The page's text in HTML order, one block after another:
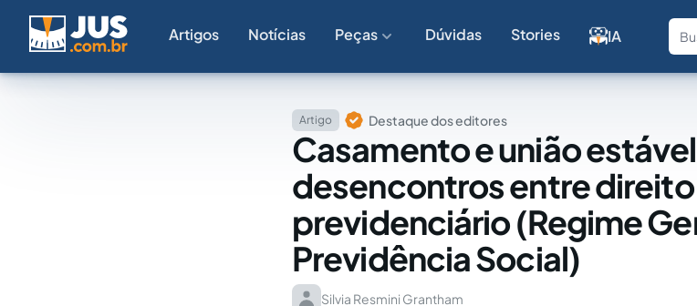
Artigos Notícias Peças Dúvidas Stories IA
Artigo Destaque dos editores
Casamento e união
desencontros entre direito
previdenciário (Regime
Previdência Social)
Silvia Resmini Grantham